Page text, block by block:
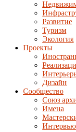
Развитие
Туризм
Экология
Проекты
Дизайн
Сообщество
Союз
Имена
Интервью